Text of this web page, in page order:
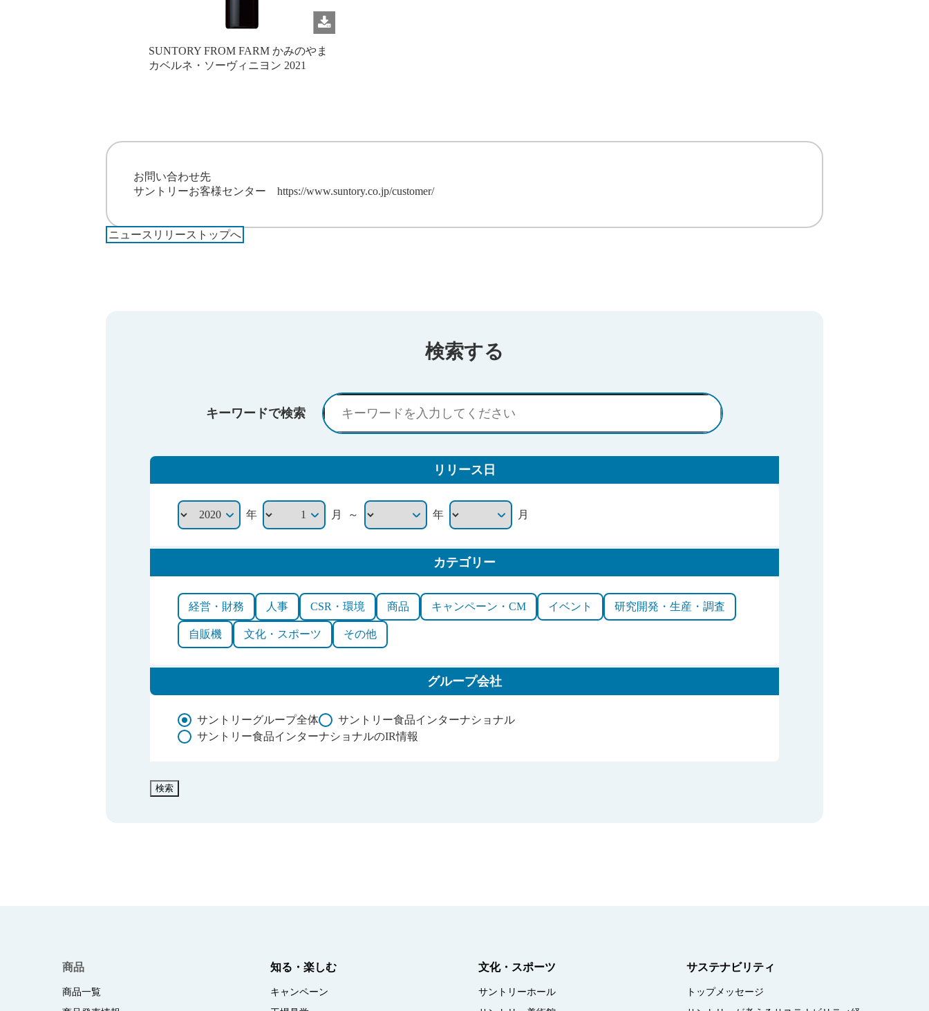
SUNTORY FROM FARM かみのやま
カベルネ・ソーヴィニヨン 2021
お問い合わせ先
サントリーお客様センター https://www.suntory.co.jp/customer/
ニュースリリーストップへ
検索する
キーワードで検索
リリース日
年 月 ～ 年 月
カテゴリー
経営・財務 人事 CSR・環境 商品 キャンペーン・CM イベント 研究開発・生産・調査
自販機 文化・スポーツ その他
グループ会社
サントリーグループ全体
サントリー食品インターナショナル
サントリー食品インターナショナルのIR情報
検索
商品
商品一覧
知る・楽しむ
キャンペーン
文化・スポーツ
サントリーホール
サステナビリティ
トップメッセージ